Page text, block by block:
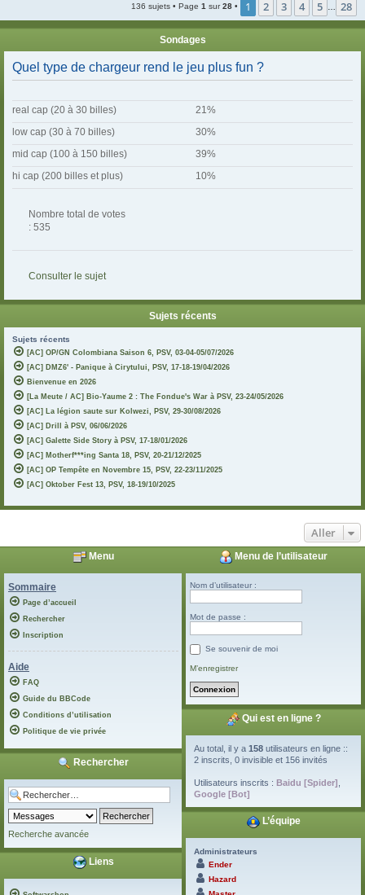
136 sujets • Page 1 sur28 • 1 2 3 4 5 28
Sondages
Quel type de chargeur rend le jeu plus fun ?
real cap (20 à 30 billes)
21%
low cap (30 à 70 billes)
30%
mid cap (100 à 150 billes)
39%
hi cap (200 billes et plus)
10%
Nombre total de votes
: 535
Consulter le sujet
Sujets récents
Sujets récents
[AC] OP/GN Colombiana Saison 6, PSV, 03-04-05/07/2026
[AC] DMZ6' - Panique à Cirytului, PSV, 17-18-19/04/2026
Bienvenue en 2026
[La Meute / AC] Bio-Yaume 2 : The Fondue's War à PSV, 23-24/05/2026
[AC] La légion saute sur Kolwezi, PSV, 29-30/08/2026
[AC] Drill à PSV, 06/06/2026
[AC] Galette Side Story à PSV, 17-18/01/2026
[AC] Motherf***ing Santa 18, PSV, 20-21/12/2025
[AC] OP Tempête en Novembre 15, PSV, 22-23/11/2025
[AC] Oktober Fest 13, PSV, 18-19/10/2025
Aller
Menu
Sommaire
Page d’accueil
Rechercher
Inscription
Aide
FAQ
Guide du BBCode
Conditions d’utilisation
Politique de vie privée
Rechercher
Recherche avancée
Liens
Menu de l’utilisateur
Nom d’utilisateur :
Mot de passe :
Se souvenir de moi
M’enregistrer
Qui est en ligne ?
Au total, il y a158 utilisateurs en ligne ::
2 inscrits, 0 invisible et 156 invités
Utilisateurs inscrits :Baidu [Spider]
Google [Bot]
L’équipe
Administrateurs
Ender
Hazard